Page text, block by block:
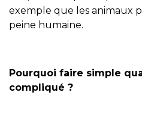
exemple que les animaux
peine humaine.
Pourquoi faire simple
compliqué ?